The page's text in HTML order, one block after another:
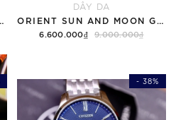
DÂY DA
6.600.000₫ 9.000.000₫
- 38%